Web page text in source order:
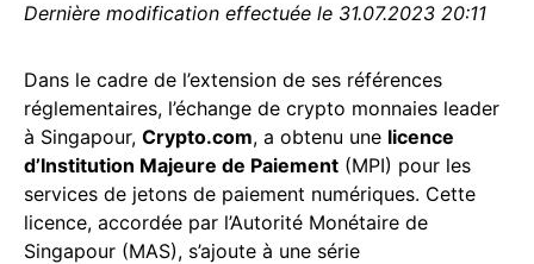
Dernière modification effectuée le 31.07.2023 20:11
Dans le cadre de l’extension de ses références
réglementaires, l’échange de crypto monnaies leader
à Singapour, Crypto.com, a obtenu une licence
d’Institution Majeure de Paiement (MPI) pour les
services de jetons de paiement numériques. Cette
licence, accordée par l’Autorité Monétaire de
Singapour (MAS), s’ajoute à une série